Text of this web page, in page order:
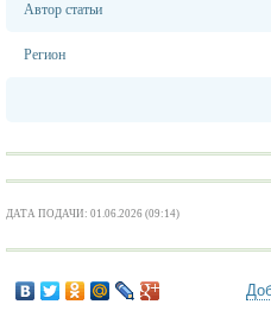
Автор статьи
Регион
ДАТА ПОДАЧИ: 01.06.2026 (09:14)